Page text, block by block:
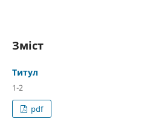
Зміст
Титул
1-2
pdf